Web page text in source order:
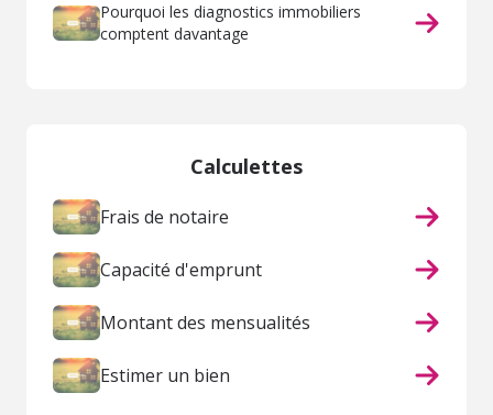
Pourquoi les diagnostics immobiliers
comptent davantage
Calculettes
Frais de notaire
Capacité d'emprunt
Montant des mensualités
Estimer un bien